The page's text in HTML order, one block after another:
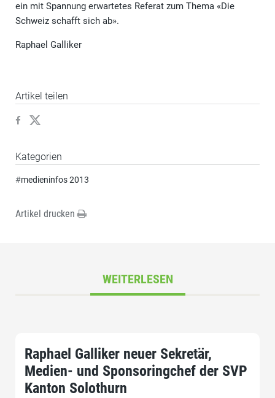
ein mit Spannung erwartetes Referat zum Thema «Die
Schweiz schafft sich ab».
Raphael Galliker
Artikel teilen
Kategorien
#medieninfos 2013
Artikel drucken
WEITERLESEN
Raphael Galliker neuer Sekretär,
Medien- und Sponsoringchef der SVP
Kanton Solothurn